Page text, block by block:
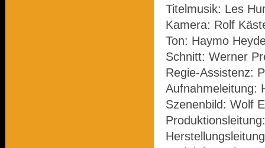
Titelmusik: Les
Kamera: Rolf
Ton: Haymo
Schnitt: Werner
Regie-Assistenz:
Aufnahmeleitung:
Szenenbild: Wolf